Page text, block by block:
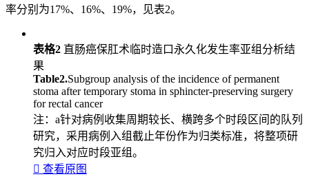
率分别为17%、16%、19%，见表2。
表格2 直肠癌保肛术临时造口永久化发生率亚组分析结
果
Table2.Subgroup analysis of the incidence of permanent
stoma after temporary stoma in sphincter-preserving surgery
for rectal cancer
注：a针对病例收集周期较长、横跨多个时段区间的队列
研究，采用病例入组截止年份作为归类标准，将整项研
究归入对应时段亚组。
 查看原图